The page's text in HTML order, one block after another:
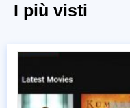
I più visti